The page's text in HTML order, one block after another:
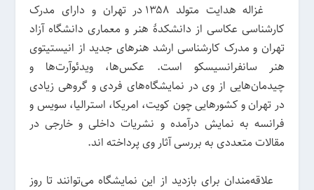
غزاله هدایت متولد ۱۳۵۸ در تهران و دارای مدرک
کار‌شناسی عکاسی از دانشکدهٔ هنر و معماری دانشگاه آزاد
تهران و مدرک کار‌شناسی ارشد هنرهای جدید از انیستیتوی
هنر سانفرانسیسکو است. عکس‌ها، ویدئوآرت‌ها و
چیدمان‌هایی از وی در نمایشگاه‌های فردی و گروهی زیادی
در تهران و کشورهایی چون کویت، امریکا، استرالیا، سویس و
فرانسه به نمایش درآمده و نشریات داخلی و خارجی در
مقالات متعددی به بررسی آثار وی پرداخته اند.
علاقه‌مندان برای بازدید از این نمایشگاه می‌توانند تا روز